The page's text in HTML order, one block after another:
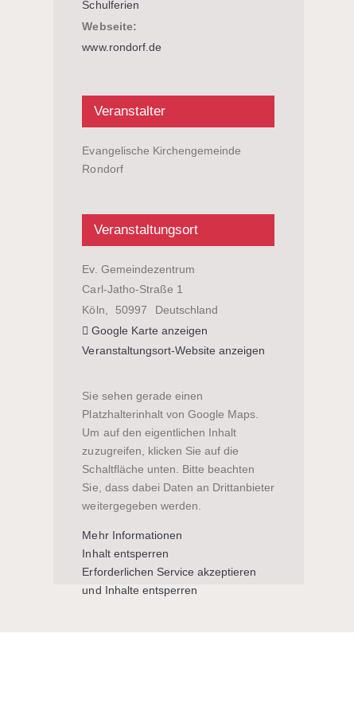
Schulferien
Webseite:
www.rondorf.de
Veranstalter
Evangelische Kirchengemeinde
Rondorf
Veranstaltungsort
Ev. Gemeindezentrum
Carl-Jatho-Straße 1
Köln, 50997
Deutschland
Google Karte anzeigen
Veranstaltungsort-Website anzeigen
Sie sehen gerade einen
Platzhalterinhalt von Google Maps.
Um auf den eigentlichen Inhalt
zuzugreifen, klicken Sie auf die
Schaltfläche unten. Bitte beachten
Sie, dass dabei Daten an Drittanbieter
weitergegeben werden.
Mehr Informationen
Inhalt entsperren
Erforderlichen Service akzeptieren
und Inhalte entsperren